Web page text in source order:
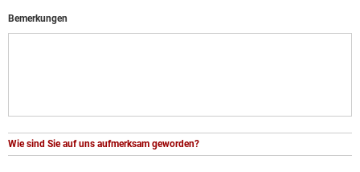
Bemerkungen
Wie sind Sie auf uns aufmerksam geworden?